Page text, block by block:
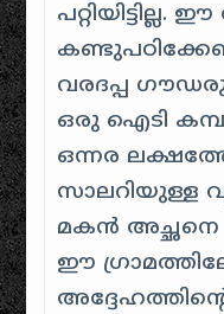
വരദപ്പ
ഒരു ഐടി
ഒന്നര
സാലറിയുള്ള
മകൻ അച്ഛനെ
ഈ